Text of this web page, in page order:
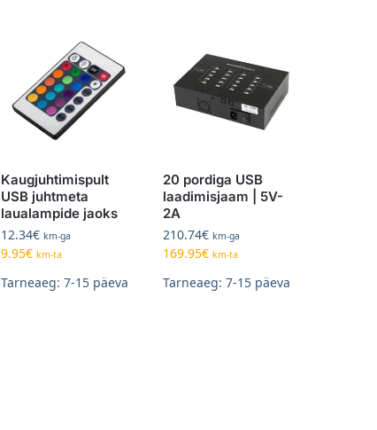
Kaugjuhtimispult
USB juhtmeta
laualampide jaoks
12.34€ km-ga
9.95€ km-ta
Tarneaeg: 7-15 päeva
20 pordiga USB
laadimisjaam | 5V-
2A
210.74€ km-ga
169.95€ km-ta
Tarneaeg: 7-15 päeva